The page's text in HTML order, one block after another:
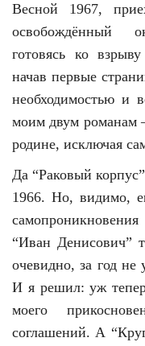
Весной 1967,
освобождённый
готовясь ко
начав первые
необходимостью и
моим двум романам
родине, исключая
Да “Раковый
1966. Но, видимо,
“Иван Денисович”
очевидно, за год
И я решил: уж
моего
соглашений. А